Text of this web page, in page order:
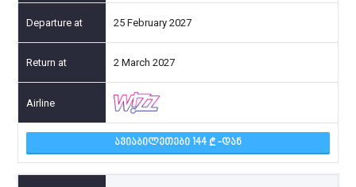
25 February 2027
2 March 2027
ᲐᲕᲘᲐᲑᲘᲚᲔᲗᲔᲑᲘ 144 -ᲓᲐᲜ